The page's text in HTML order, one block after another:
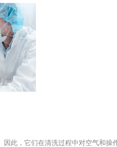
此，它们在清洗过程中对空气和操